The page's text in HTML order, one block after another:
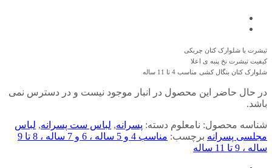
تیشرت با شلوارک کتان چریکی
کیفیت تیشرت نخ پنبه ی اعلا
شلوارک کتان بنگال کشی مناسب 4 تا 11 ساله
در حال حاضر این محصول در انبار موجود نیست و در دسترس نمی
باشد.
شناسه محصول: نامعلوم دسته: پسرانه, لباس ست پسرانه, لباس
مجلسی پسرانه برچسب:
مناسب 4 و 5 ساله ، 6 و 7 ساله ، 8 تا 9
ساله ، 9 تا 11 ساله